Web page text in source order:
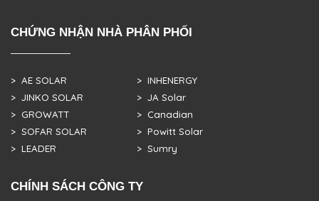
CHỨNG NHẬN NHÀ PHÂN PHỐI
> AE SOLAR
> JINKO SOLAR
> GROWATT
> SOFAR SOLAR
> LEADER
> INHENERGY
> JA Solar
> Canadian
> Powitt Solar
> Sumry
CHÍNH SÁCH CÔNG TY